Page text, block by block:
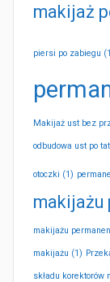
makijaż
piersi po zabiegu
Makijaż ust bez
odbudowa ust po
otoczki (1)
makijażu
makijażu
makijażu (1)
składu korektorów